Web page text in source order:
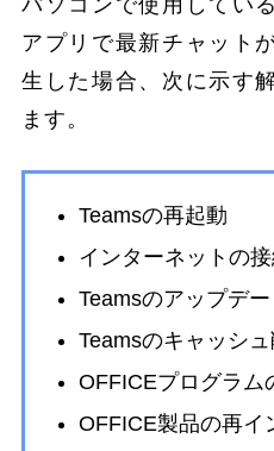
アプリで最新チャット
生した場合、次に示す
ます。
Teamsの再起動
インターネットの
Teamsのアップデー
Teamsのキャッシ
OFFICEプログラム
OFFICE製品の再イ